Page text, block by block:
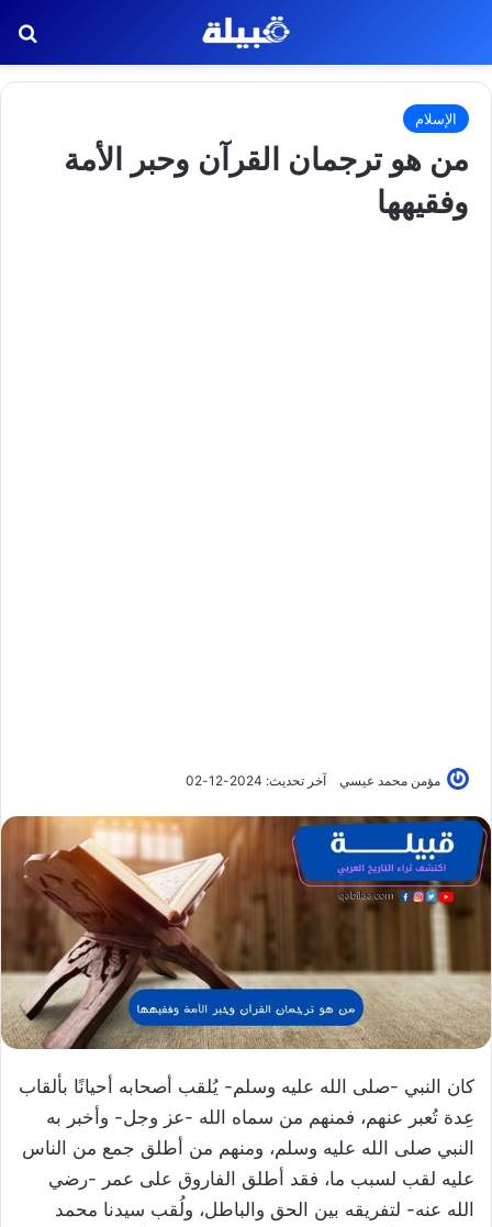
الإسلام
من هو ترجمان القرآن وحبر الأمة
وفقيهها
مؤمن محمد عيسي آخر تحديث: 2024-12-02
كان النبي -صلى الله عليه وسلم- يُلقب أصحابه أحيانًا بألقاب
عِدة تُعبر عنهم، فمنهم من سماه الله -عز وجل- وأخبر به
النبي صلى الله عليه وسلم، ومنهم من أطلق جمع من الناس
عليه لقب لسبب ما، فقد أطلق الفاروق على عمر -رضي
الله عنه- لتفريقه بين الحق والباطل، ولُقب سيدنا محمد